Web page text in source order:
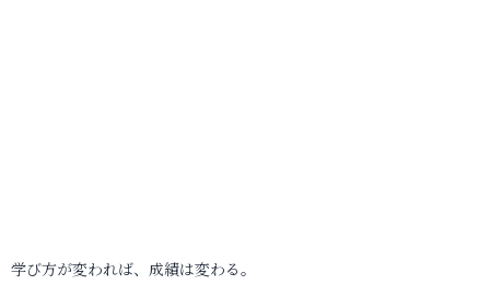
学び方が変われば、成績は変わる。